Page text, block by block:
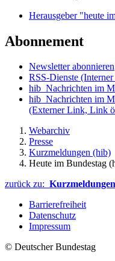
Herausgeber "heute
Abonnement
Newsletter abonnieren
RSS-Dienste
hib_Nachrichten im
hib_Nachrichten im
(Externer Link, Link
Webarchiv
Presse
Kurzmeldungen (hib)
Heute im Bundestag
zurück zu:
Barrierefreiheit
Datenschutz
Impressum
© Deutscher Bundestag